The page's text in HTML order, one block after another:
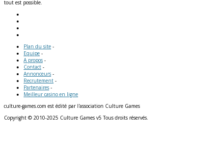
tout est possible.
Plan du site -
Equipe -
A propos -
Contact -
Annonceurs -
Recrutement -
Partenaires -
Meilleur casino en ligne
culture-games.com est édité par l'association Culture Games
Copyright © 2010-2025 Culture Games v5 Tous droits réservés.